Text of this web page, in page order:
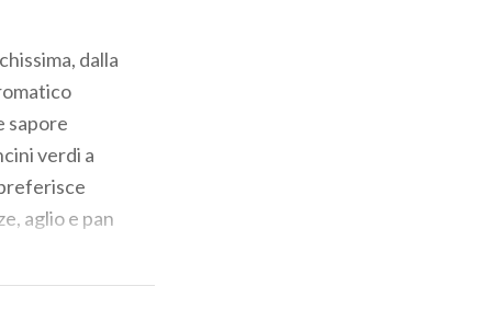
dalla
sapore
verdi a
aglio e pan